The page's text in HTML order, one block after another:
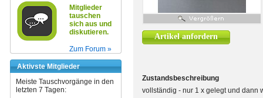
Mitglieder
tauschen
sich aus und
diskutieren.
Zum Forum »
Aktivste Mitglieder
Meiste Tauschvorgänge in den
letzten 7 Tagen:
Artikel anfordern
Zustandsbeschreibung
vollständig - nur 1 x gelegt und dann